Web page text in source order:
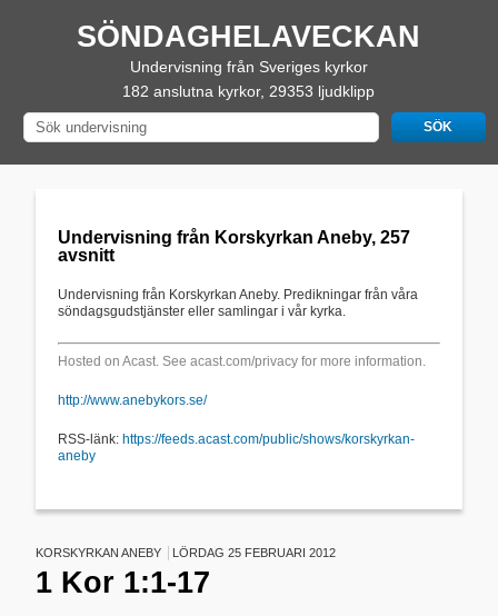
SÖNDAGHELAVECKAN
Undervisning från Sveriges kyrkor
182 anslutna kyrkor, 29353 ljudklipp
Undervisning från Korskyrkan Aneby, 257
avsnitt
Undervisning från Korskyrkan Aneby. Predikningar från våra
söndagsgudstjänster eller samlingar i vår kyrka.
Hosted on Acast. Seeacast.com/privacy for more information.
http://www.anebykors.se/
RSS-länk: https://feeds.acast.com/public/shows/korskyrkan-
aneby
KORSKYRKAN ANEBY LÖRDAG 25 FEBRUARI 2012
1 Kor 1:1-17